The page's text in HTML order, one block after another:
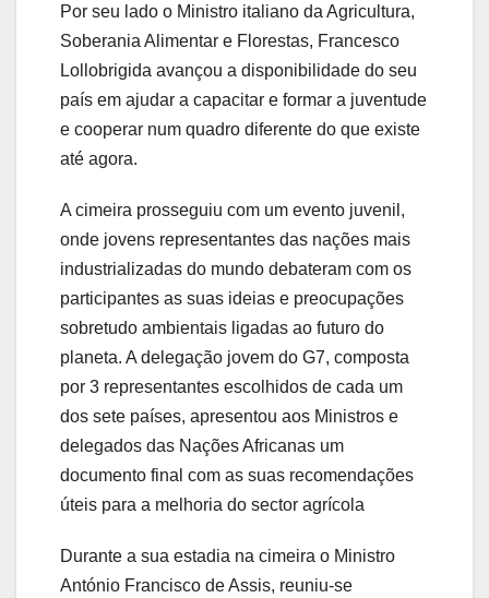
Por seu lado o Ministro italiano da Agricultura,
Soberania Alimentar e Florestas, Francesco
Lollobrigida avançou a disponibilidade do seu
país em ajudar a capacitar e formar a juventude
e cooperar num quadro diferente do que existe
até agora.
A cimeira prosseguiu com um evento juvenil,
onde jovens representantes das nações mais
industrializadas do mundo debateram com os
participantes as suas ideias e preocupações
sobretudo ambientais ligadas ao futuro do
planeta. A delegação jovem do G7, composta
por 3 representantes escolhidos de cada um
dos sete países, apresentou aos Ministros e
delegados das Nações Africanas um
documento final com as suas recomendações
úteis para a melhoria do sector agrícola
Durante a sua estadia na cimeira o Ministro
António Francisco de Assis, reuniu-se